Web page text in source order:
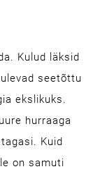
Kulud läksid
seetõttu
ekslikuks.
hurraaga
Kuid
on samuti